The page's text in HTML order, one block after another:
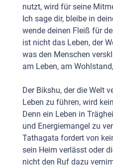
nutzt, wird für seine
Ich sage dir, bleibe in
wende deinen Fleiß für
ist nicht das Leben, der
was den Menschen
am Leben, am
Der Bikshu, der die Welt
Leben zu führen, wird
Denn ein Leben in
und Energiemangel zu
Tathagata fordert von
sein Heim verlässt oder
nicht den Ruf dazu